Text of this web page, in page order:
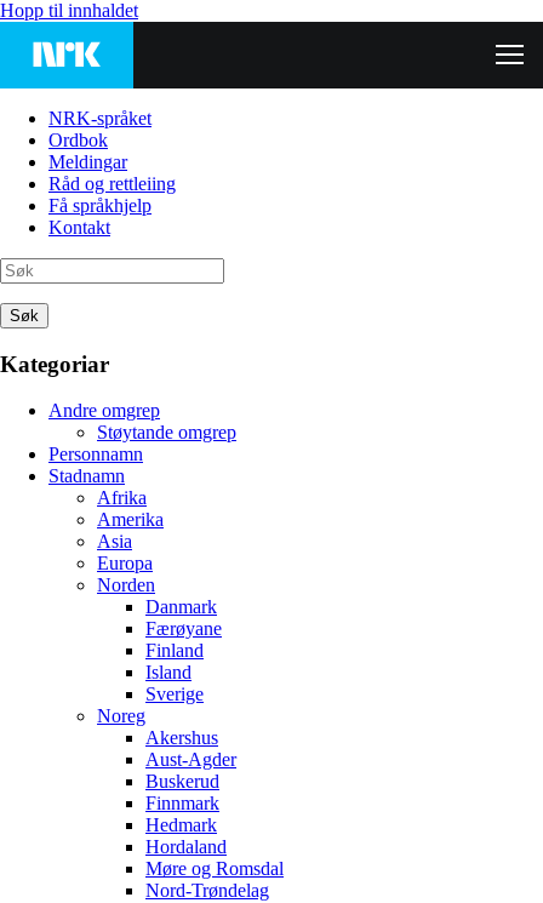
Hopp til innhaldet
NRK-språket
Ordbok
Meldingar
Råd og rettleiing
Få språkhjelp
Kontakt
Søk
Kategoriar
Andre omgrep
Støytande omgrep
Personnamn
Stadnamn
Afrika
Amerika
Asia
Europa
Norden
Danmark
Færøyane
Finland
Island
Sverige
Noreg
Akershus
Aust-Agder
Buskerud
Finnmark
Hedmark
Hordaland
Møre og Romsdal
Nord-Trøndelag